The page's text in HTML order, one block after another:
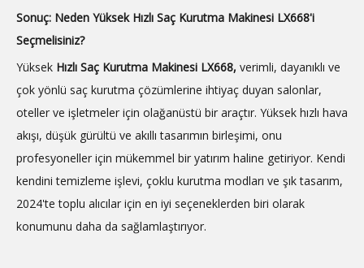
Sonuç: Neden Yüksek Hızlı Saç Kurutma Makinesi LX668'i
Seçmelisiniz?
Yüksek Hızlı Saç Kurutma Makinesi LX668, verimli, dayanıklı ve
çok yönlü saç kurutma çözümlerine ihtiyaç duyan salonlar,
oteller ve işletmeler için olağanüstü bir araçtır. Yüksek hızlı hava
akışı, düşük gürültü ve akıllı tasarımın birleşimi, onu
profesyoneller için mükemmel bir yatırım haline getiriyor. Kendi
kendini temizleme işlevi, çoklu kurutma modları ve şık tasarım,
2024'te toplu alıcılar için en iyi seçeneklerden biri olarak
konumunu daha da sağlamlaştırıyor.